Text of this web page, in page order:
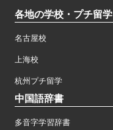
各地の学校・プチ留学
名古屋校
上海校
杭州プチ留学
中国語辞書
多音字学習辞書